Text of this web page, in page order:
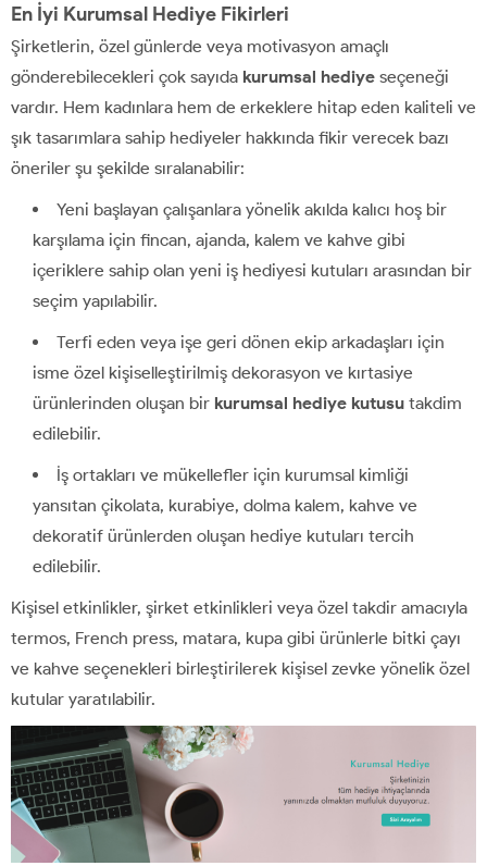
En İyi Kurumsal Hediye Fikirleri
Şirketlerin, özel günlerde veya motivasyon amaçlı
gönderebilecekleri çok sayıda kurumsal hediye seçeneği
vardır. Hem kadınlara hem de erkeklere hitap eden kaliteli ve
şık tasarımlara sahip hediyeler hakkında fikir verecek bazı
öneriler şu şekilde sıralanabilir:
Yeni başlayan çalışanlara yönelik akılda kalıcı hoş bir
karşılama için fincan, ajanda, kalem ve kahve gibi
içeriklere sahip olan yeni iş hediyesi kutuları arasından bir
seçim yapılabilir.
Terfi eden veya işe geri dönen ekip arkadaşları için
isme özel kişiselleştirilmiş dekorasyon ve kırtasiye
ürünlerinden oluşan bir kurumsal hediye kutusu takdim
edilebilir.
İş ortakları ve mükellefler için kurumsal kimliği
yansıtan çikolata, kurabiye, dolma kalem, kahve ve
dekoratif ürünlerden oluşan hediye kutuları tercih
edilebilir.
Kişisel etkinlikler, şirket etkinlikleri veya özel takdir amacıyla
termos, French press, matara, kupa gibi ürünlerle bitki çayı
ve kahve seçenekleri birleştirilerek kişisel zevke yönelik özel
kutular yaratılabilir.